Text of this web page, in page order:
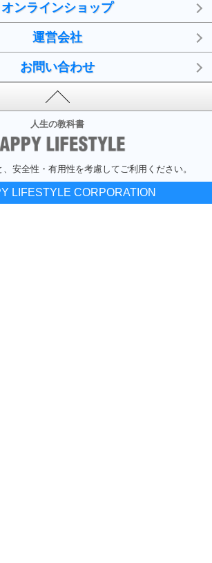
オンラインショップ
運営会社
お問い合わせ
人生の教科書
安全性・有用性を考慮してご利用ください。
LIFESTYLE CORPORATION